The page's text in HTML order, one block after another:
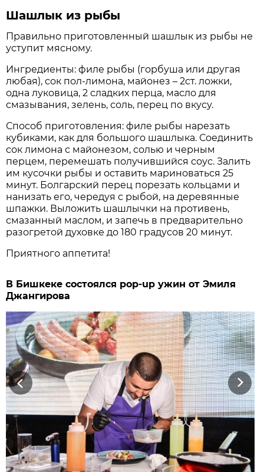
Шашлык из рыбы
Правильно приготовленный шашлык из рыбы не
уступит мясному.
Ингредиенты: филе рыбы (горбуша или другая
любая), сок пол-лимона, майонез – 2ст. ложки,
одна луковица, 2 сладких перца, масло для
смазывания, зелень, соль, перец по вкусу.
Способ приготовления: филе рыбы нарезать
кубиками, как для большого шашлыка. Соединить
сок лимона с майонезом, солью и черным
перцем, перемешать получившийся соус. Залить
им кусочки рыбы и оставить мариноваться 25
минут. Болгарский перец порезать кольцами и
нанизать его, чередуя с рыбой, на деревянные
шпажки. Выложить шашлычки на противень,
смазанный маслом, и запечь в предварительно
разогретой духовке до 180 градусов 20 минут.
Приятного аппетита!
В Бишкеке состоялся pop-up ужин от Эмиля
Джангирова
Previous Next